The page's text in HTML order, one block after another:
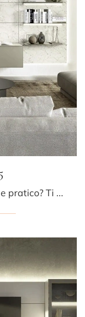
Vuoi ammobiliare un living operativo e pratico? Ti presentiamo la parete attrezzata Domino Boiserie 05 Sangiacomo dalle forme decise moderne.